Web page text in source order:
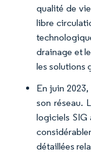
qualité de
libre
drainage et
les solutions
En juin
son réseau.
logiciels SIG
détaillées